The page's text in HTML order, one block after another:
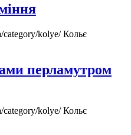
category/kolye/Кольє
перламутром
category/kolye/Кольє